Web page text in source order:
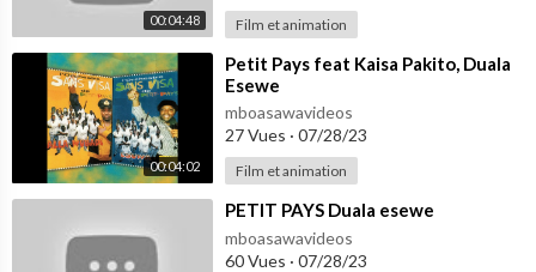
00:04:48 Film et animation
00:04:02
⁣Petit Pays feat Kaisa Pakito, Duala
Esewe
mboasawavideos
27 Vues · 07/28/23
Film et animation
⁣PETIT PAYS Duala esewe
mboasawavideos
60 Vues · 07/28/23